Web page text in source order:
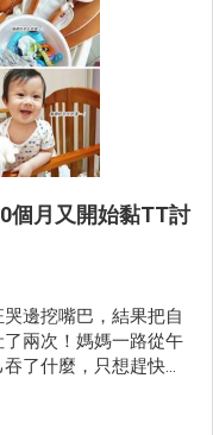
個月又開始黏TT討
邊挖嘴巴，結果把自
兩次！媽媽一路從午
了什麼，只想趕快躺